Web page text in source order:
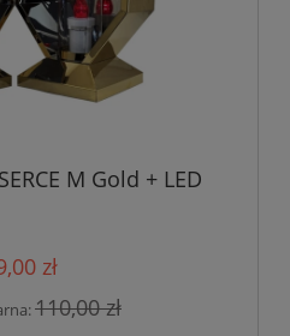
M Gold + LED
zł
110,00 zł